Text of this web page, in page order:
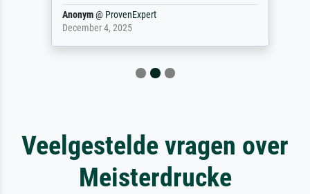
Anonym@ProvenExpert
December 4, 2025
Veelgestelde vragen over
Meisterdrucke